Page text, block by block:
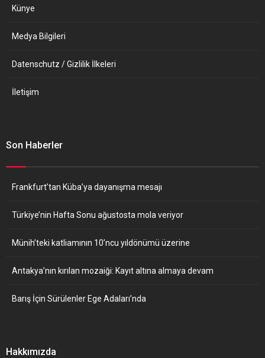
Künye
Medya Bilgileri
Datenschutz / Gizlilik İlkeleri
İletişim
Son Haberler
Frankfurt’tan Küba’ya dayanışma mesajı
Türkiye’nin Hafta Sonu ağustosta mola veriyor
Münih’teki katliamının 10’ncu yıldönümü üzerine
Antakya’nın kırılan mozaiği: Kayıt altına almaya devam
Barış İçin Sürülenler Ege Adaları’nda
Hakkımızda